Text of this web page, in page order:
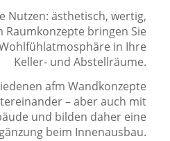
Nutzen: ästhetisch, wertig,
Raumkonzepte bringen Sie
in Ihre
Keller- und Abstellräume.
afm Wandkonzepte
– aber auch mit
und bilden daher eine
beim Innenausbau.